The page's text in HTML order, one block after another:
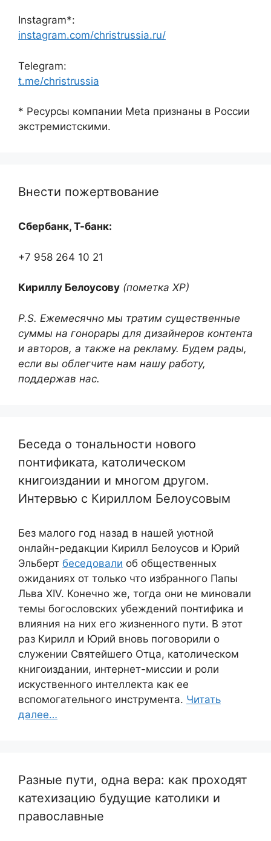
Instagram*:
instagram.com/christrussia.ru/
Telegram:
t.me/christrussia
* Ресурсы компании Meta признаны в России
экстремистскими.
Внести пожертвование
Сбербанк, Т-банк:
+7 958 264 10 21
Кириллу Белоусову (пометка ХР)
P.S. Ежемесячно мы тратим существенные
суммы на гонорары для дизайнеров контента
и авторов, а также на рекламу. Будем рады,
если вы облегчите нам нашу работу,
поддержав нас.
Беседа о тональности нового
понтификата, католическом
книгоиздании и многом другом.
Интервью с Кириллом Белоусовым
Без малого год назад в нашей уютной
онлайн-редакции Кирилл Белоусов и Юрий
Эльберт беседовали об общественных
ожиданиях от только что избранного Папы
Льва XIV. Конечно же, тогда они не миновали
темы богословских убеждений понтифика и
влияния на них его жизненного пути. В этот
раз Кирилл и Юрий вновь поговорили о
служении Святейшего Отца, католическом
книгоиздании, интернет-миссии и роли
искуственного интеллекта как ее
вспомогательного инструмента. Читать
далее…
Разные пути, одна вера: как проходят
катехизацию будущие католики и
православные